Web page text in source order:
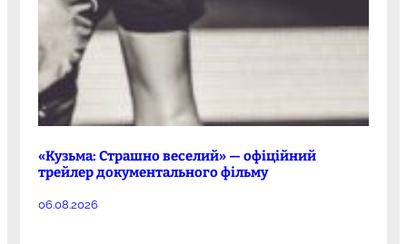
«Кузьма: Страшно веселий» — офіційний
трейлер документального фільму
06.08.2026